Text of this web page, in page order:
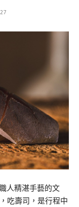
人精湛手藝的文
吃壽司，是行程中